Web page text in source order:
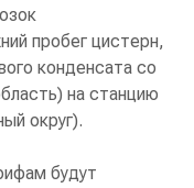
пробег цистерн,
конденсата со
на станцию
округ).
будут